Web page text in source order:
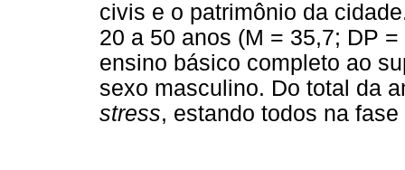
civis e o patrimônio da
20 a 50 anos (M = 35,7; DP
ensino básico completo ao
sexo masculino. Do total da
stress, estando todos na